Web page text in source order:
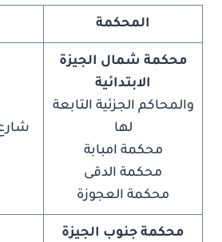
المحكمة
محكمة شمال الجيزة
الابتدائية
والمحاكم الجزئية التابعة
لها
محكمة امبابة
محكمة الدقى
محكمة العجوزة
محكمة جنوب الجيزة